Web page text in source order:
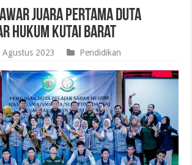
Juara Pertama Duta
Hukum Kutai Barat
Agustus 2023 Pendidikan